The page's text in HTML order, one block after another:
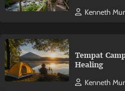
Kenneth
Tempat
Healing
Kenneth